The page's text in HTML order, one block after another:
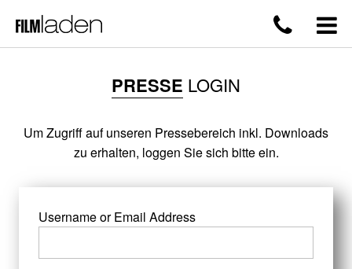
PRESSE LOGIN
Um Zugriff auf unseren Pressebereich inkl. Downloads
zu erhalten, loggen Sie sich bitte ein.
Username or Email Address